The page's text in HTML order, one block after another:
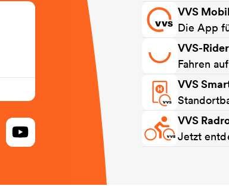
VVS Mobil
Die App
VVS-Rider
Fahren
VVS
VVS
Jetzt